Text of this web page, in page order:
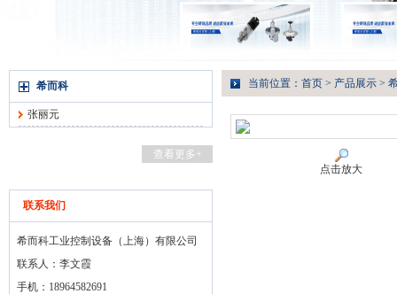
希而科
张丽元
查看更多+
联系我们
希而科工业控制设备（上海）有限公司
联系人：李文霞
手机：18964582691
当前位置： 首页 > 产品展示 >
点击放大